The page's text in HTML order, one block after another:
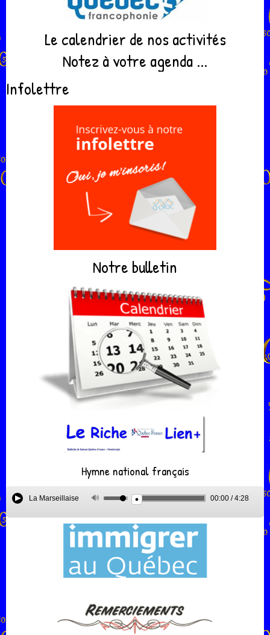
Le calendrier de nos activités
Notez à votre agenda ...
Infolettre
Notre bulletin
Hymne national français
La Marseillaise 00:00 /4:28